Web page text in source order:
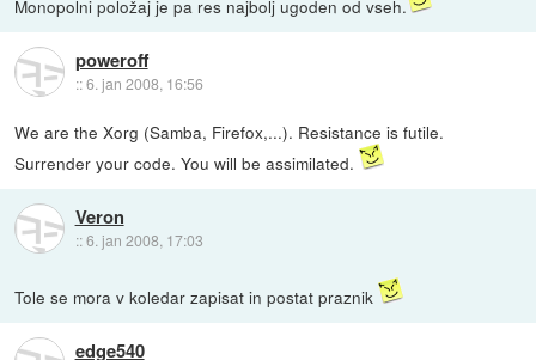
Monopolni položaj je pa res najbolj ugoden od vseh.
poweroff
::6. jan 2008, 16:56
We are the Xorg (Samba, Firefox,...). Resistance is futile.
Surrender your code. You will be assimilated.
Veron
::6. jan 2008, 17:03
Tole se mora v koledar zapisat in postat praznik
edge540